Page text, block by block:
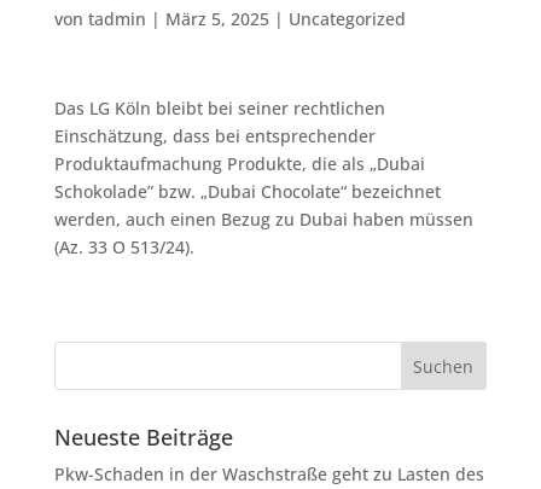
von tadmin | März 5, 2025| Uncategorized
Das LG Köln bleibt bei seiner rechtlichen
Einschätzung, dass bei entsprechender
Produktaufmachung Produkte, die als „Dubai
Schokolade” bzw. „Dubai Chocolate“ bezeichnet
werden, auch einen Bezug zu Dubai haben müssen
(Az. 33 O 513/24).
Neueste Beiträge
Pkw-Schaden in der Waschstraße geht zu Lasten des